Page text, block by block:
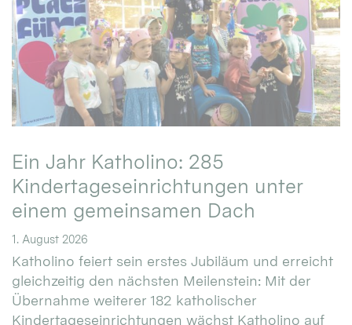
Ein Jahr Katholino: 285
Kindertageseinrichtungen unter
einem gemeinsamen Dach
1. August 2026
Katholino feiert sein erstes Jubiläum und erreicht
gleichzeitig den nächsten Meilenstein: Mit der
Übernahme weiterer 182 katholischer
Kindertageseinrichtungen wächst Katholino auf